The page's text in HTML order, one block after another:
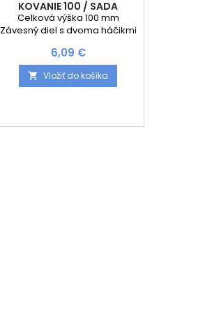
KOVANIE 100 / SADA
Celková výška 100 mm
Závesný diel s dvoma háčikmi
bočnice postele Oceľ
pasivovaná na modro
Cena
6,09 €
 Vložiť do košíka